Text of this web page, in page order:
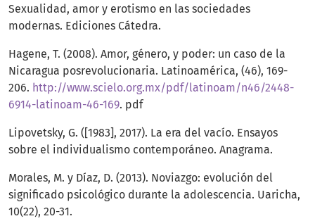
Sexualidad, amor y erotismo en las sociedades
modernas. Ediciones Cátedra.
Hagene, T. (2008). Amor, género, y poder: un caso de la
Nicaragua posrevolucionaria. Latinoamérica, (46), 169-
206. http://www.scielo.org.mx/pdf/latinoam/n46/2448-
6914-latinoam-46-169. pdf
Lipovetsky, G. ([1983], 2017). La era del vacío. Ensayos
sobre el individualismo contemporáneo. Anagrama.
Morales, M. y Díaz, D. (2013). Noviazgo: evolución del
significado psicológico durante la adolescencia. Uaricha,
10(22), 20-31.